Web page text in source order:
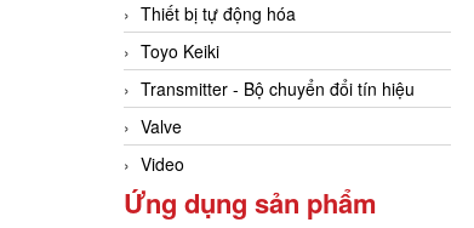
Thiết bị tự động hóa
Toyo Keiki
Transmitter - Bộ chuyển đổi tín hiệu
Valve
Video
Ứng dụng sản phẩm